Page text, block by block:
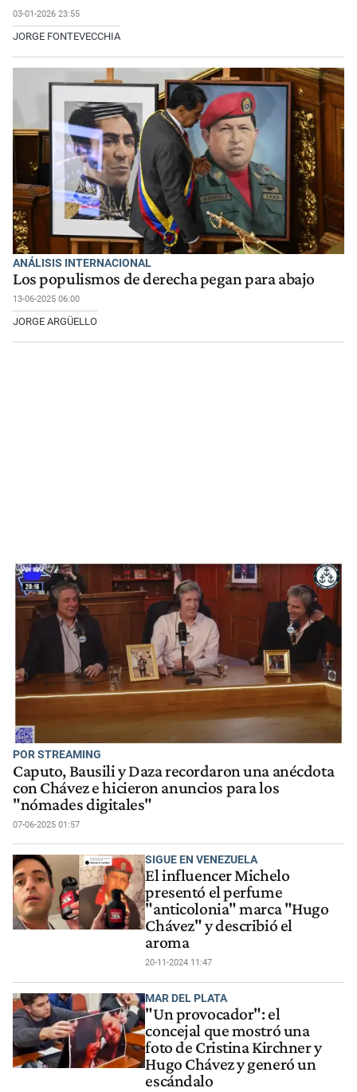
03-01-2026 23:55
JORGE FONTEVECCHIA
ANÁLISIS INTERNACIONAL
Los populismos de derecha pegan para abajo
13-06-2025 06:00
JORGE ARGÜELLO
POR STREAMING
Caputo, Bausili y Daza recordaron una anécdota
con Chávez e hicieron anuncios para los
"nómades digitales"
07-06-2025 01:57
SIGUE EN VENEZUELA
El influencer Michelo
presentó el perfume
"anticolonia" marca "Hugo
Chávez" y describió el
aroma
20-11-2024 11:47
MAR DEL PLATA
"Un provocador": el
concejal que mostró una
foto de Cristina Kirchner y
Hugo Chávez y generó un
escándalo